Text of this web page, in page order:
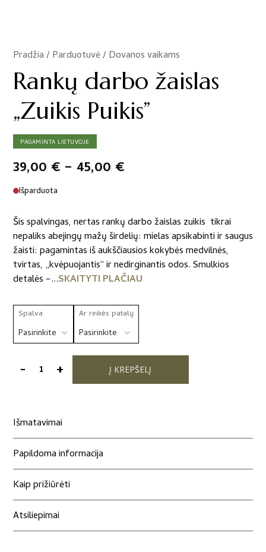
Pradžia/Parduotuvė/Dovanos vaikams
/
Rankų darbo žaislas
„Zuikis Puikis”
PAGAMINTA LIETUVOJE
39,00 € – 45,00 €
39,00 €
through
45,00 €
Išparduota
Šis spalvingas, nertas rankų darbo žaislas zuikis tikrai
nepaliks abejingų mažų širdelių: mielas apsikabinti ir saugus
žaisti: pagamintas iš aukščiausios kokybės medvilnės,
tvirtas, „kvėpuojantis“ ir nedirginantis odos. Smulkios
detalės –...SKAITYTI PLAČIAU
Spalva Ar reikės patalų
-produkto
darbo
"Zuikis
Puikis"
+ Į KREPŠELĮ
Išmatavimai
Papildoma informacija
Kaip prižiūrėti
Atsiliepimai